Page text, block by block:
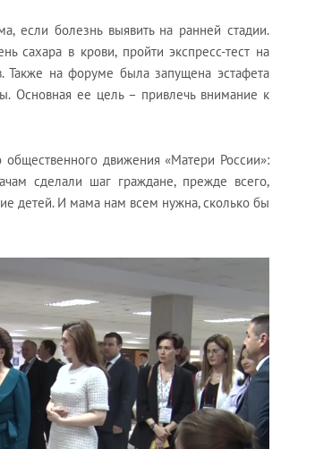
если болезнь выявить на ранней стадии.
сахара в крови, пройти экспресс-тест на
Также на форуме была запущена эстафета
Основная ее цель – привлечь внимание к
общественного движения «Матери России»:
сделали шаг граждане, прежде всего,
детей. И мама нам всем нужна, сколько бы